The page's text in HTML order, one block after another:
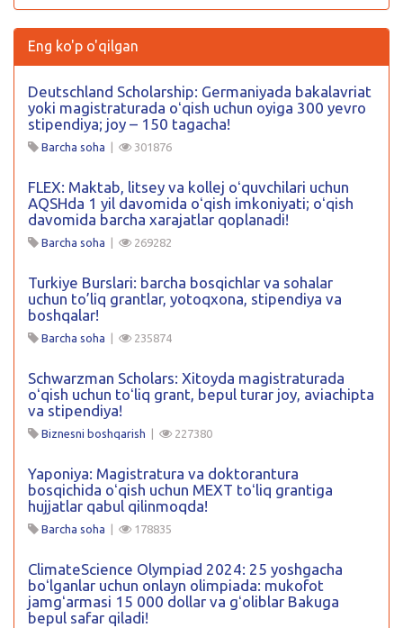
Eng ko'p o'qilgan
Deutschland Scholarship: Germaniyada bakalavriat
yoki magistraturada oʻqish uchun oyiga 300 yevro
stipendiya; joy – 150 tagacha!
Barcha soha | 301876
FLEX: Maktab, litsey va kollej oʻquvchilari uchun
AQSHda 1 yil davomida oʻqish imkoniyati; oʻqish
davomida barcha xarajatlar qoplanadi!
Barcha soha | 269282
Turkiye Burslari: barcha bosqichlar va sohalar
uchun to’liq grantlar, yotoqxona, stipendiya va
boshqalar!
Barcha soha | 235874
Schwarzman Scholars: Xitoyda magistraturada
oʻqish uchun toʻliq grant, bepul turar joy, aviachipta
va stipendiya!
Biznesni boshqarish | 227380
Yaponiya: Magistratura va doktorantura
bosqichida oʻqish uchun MEXT toʻliq grantiga
hujjatlar qabul qilinmoqda!
Barcha soha | 178835
ClimateScience Olympiad 2024: 25 yoshgacha
boʻlganlar uchun onlayn olimpiada: mukofot
jamgʻarmasi 15 000 dollar va gʻoliblar Bakuga
bepul safar qiladi!